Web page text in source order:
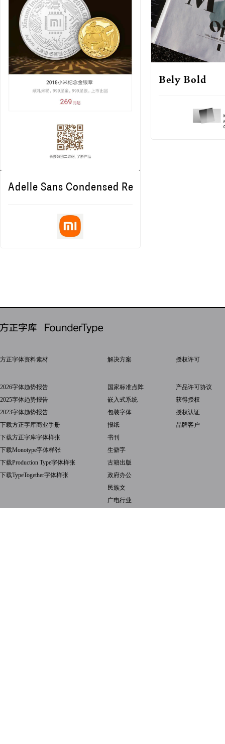
Adelle Sans Condensed Regular
Bely Bold
方正字体资料素材
2026字体趋势报告
2025字体趋势报告
2023字体趋势报告
下载方正字库商业手册
下载方正字库字体样张
下载Monotype字体样张
下载Production Type字体样张
下载TypeTogether字体样张
解决方案
国家标准点阵
嵌入式系统
包装字体
报纸
书刊
生僻字
古籍出版
政府办公
民族文
广电行业
授权许可
产品许可协议
获得授权
授权认证
品牌客户